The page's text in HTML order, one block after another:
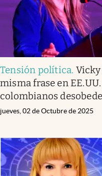
Tensión política.
misma frase en
colombianos
jueves, 02 de Octubre de 2025